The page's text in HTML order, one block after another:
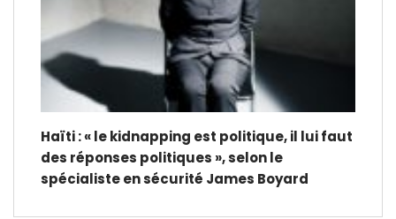
Haïti : « le kidnapping est politique, il lui faut
des réponses politiques », selon le
spécialiste en sécurité James Boyard